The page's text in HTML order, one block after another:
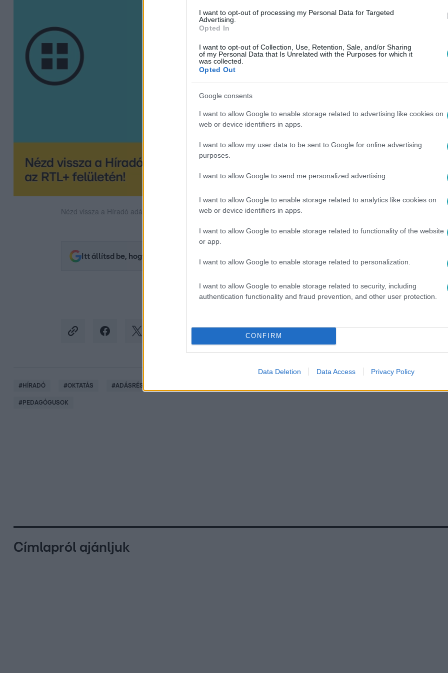
I want to opt-out of processing my Personal Data for Targeted
Advertising.
Opted In
I want to opt-out of Collection, Use, Retention, Sale, and/or Sharing
of my Personal Data that Is Unrelated with the Purposes for which it
was collected.
Opted Out
Google consents
I want to allow Google to enable storage related to advertising like cookies on
web or device identifiers in apps.
I want to allow my user data to be sent to Google for online advertising
purposes.
I want to allow Google to send me personalized advertising.
I want to allow Google to enable storage related to analytics like cookies on
web or device identifiers in apps.
I want to allow Google to enable storage related to functionality of the website
or app.
I want to allow Google to enable storage related to personalization.
I want to allow Google to enable storage related to security, including
authentication functionality and fraud prevention, and other user protection.
CONFIRM
Data Deletion Data Access Privacy Policy
Nézd vissza a Híradó adásait az RTL+ felületén!
Itt állítsd be, hogy az RTL.hu az elsők között legyen a Google-találatokban!
#HÍRADÓ #OKTATÁS #ADÁSRÉSZLETEK
#PEDAGÓGUSOK
Címlapról ajánljuk